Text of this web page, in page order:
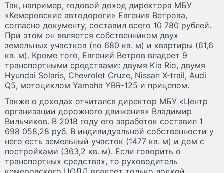
Так, например, годовой доход директора МБУ
«Кемеровские автодороги» Евгения Ветрова,
согласно документу, составил всего 10 780 рублей.
При этом он является собственником двух
земельных участков (по 680 кв. м) и квартиры (61,6
кв. м). Кроме того, Евгений Ветров владеет 9
транспортными средствами: двумя Kia Rio, двумя
Hyundai Solaris, Chevrolet Cruze, Nissan X-trail, Audi
Q5, мотоциклом Yamaha YBR-125 и прицепом.
Также о доходах отчитался директор МБУ «Центр
организации дорожного движения» Владимир
Вильчиков. В 2018 году его заработок составил 1
698 058,28 руб. В индивидуальной собственности у
него есть земельный участок (1477 кв. м) и дом с
постройками (363,2 кв. м). Если говорить о
транспортных средствах, то руководитель